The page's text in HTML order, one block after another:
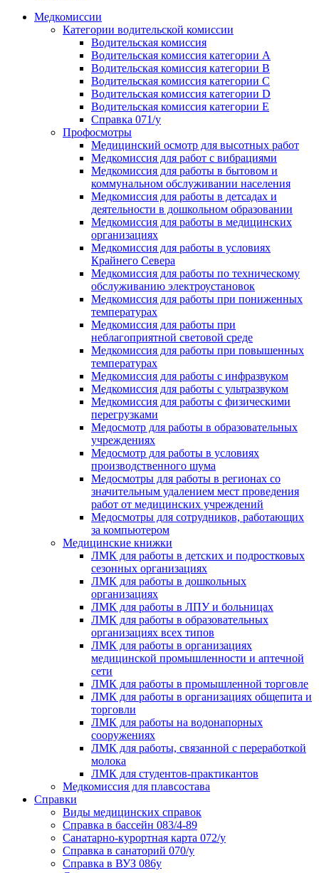
Медкомиссии
Категории водительской комиссии
Водительская комиссия
Водительская комиссия категории А
Водительская комиссия категории B
Водительская комиссия категории C
Водительская комиссия категории D
Водительская комиссия категории E
Справка 071/у
Профосмотры
Медицинский осмотр для высотных работ
Медкомиссия для работ с вибрациями
Медкомиссия для работы в бытовом и
коммунальном обслуживании населения
Медкомиссия для работы в детсадах и
деятельности в дошкольном образовании
Медкомиссия для работы в медицинских
организациях
Медкомиссия для работы в условиях
Крайнего Севера
Медкомиссия для работы по техническому
обслуживанию электроустановок
Медкомиссия для работы при пониженных
температурах
Медкомиссия для работы при
неблагоприятной световой среде
Медкомиссия для работы при повышенных
температурах
Медкомиссия для работы с инфразвуком
Медкомиссия для работы с ультразвуком
Медкомиссия для работы с физическими
перегрузками
Медосмотр для работы в образовательных
учреждениях
Медосмотр для работы в условиях
производственного шума
Медосмотры для работы в регионах со
значительным удалением мест проведения
работ от медицинских учреждений
Медосмотры для сотрудников, работающих
за компьютером
Медицинские книжки
ЛМК для работы в детских и подростковых
сезонных организациях
ЛМК для работы в дошкольных
организациях
ЛМК для работы в ЛПУ и больницах
ЛМК для работы в образовательных
организациях всех типов
ЛМК для работы в организациях
медицинской промышленности и аптечной
сети
ЛМК для работы в промышленной торговле
ЛМК для работы в организациях общепита и
торговли
ЛМК для работы на водонапорных
сооружениях
ЛМК для работы, связанной с переработкой
молока
ЛМК для студентов-практикантов
Медкомиссия для плавсостава
Справки
Виды медицинских справок
Справка в бассейн 083/4-89
Санатарно-курортная карта 072/у
Справка в санаторий 070/у
Справка в ВУЗ 086у